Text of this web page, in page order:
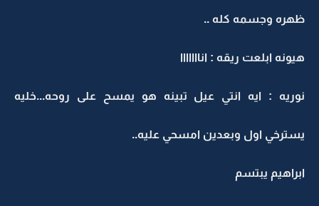
ظهره وجسمه كله ..
هيونه ابلعت ريقه : انااااااا
نوريه : ايه انتي عيل تبينه هو يمسح على روحه...خليه
يسترخي اول وبعدين امسحي عليه..
ابراهيم يبتسم